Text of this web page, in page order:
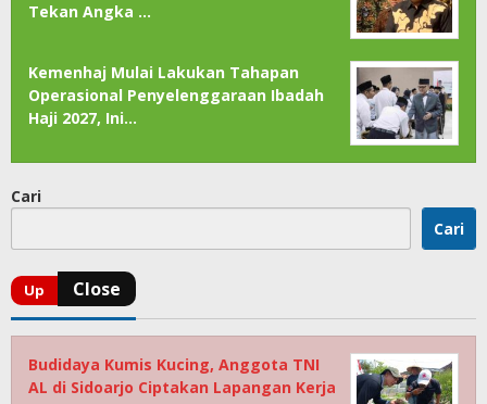
Tekan Angka …
Kemenhaj Mulai Lakukan Tahapan
Operasional Penyelenggaraan Ibadah
Haji 2027, Ini…
Cari
Cari
Budidaya Kumis Kucing, Anggota TNI
AL di Sidoarjo Ciptakan Lapangan Kerja